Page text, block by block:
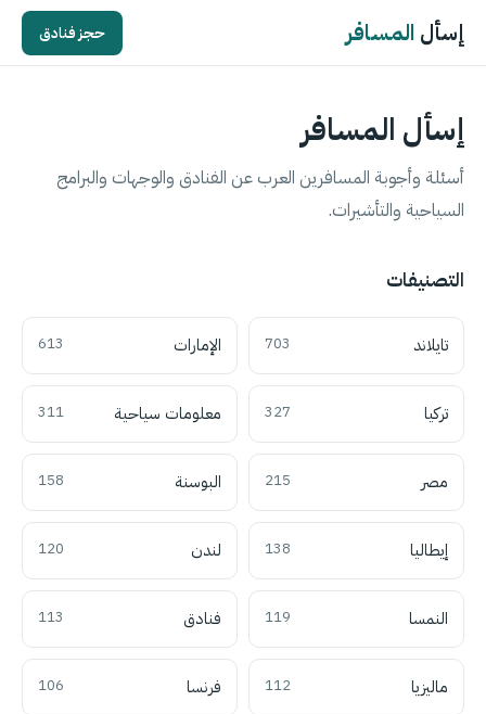
إسأل المسافر حجز فنادق
إسأل المسافر
أسئلة وأجوبة المسافرين العرب عن الفنادق والوجهات والبرامج
السياحية والتأشيرات.
التصنيفات
تايلاند 703 الإمارات 613
تركيا 327 معلومات سياحية 311
مصر 215 البوسنة 158
إيطاليا 138 لندن 120
النمسا 119 فنادق 113
ماليزيا 112 فرنسا 106